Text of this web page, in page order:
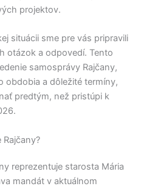
projektov.
situácii sme pre vás pripravili
otázok a odpovedí. Tento
samosprávy Rajčany,
obdobia a dôležité termíny,
predtým, než pristúpi k
reprezentuje starosta Mária
mandát v aktuálnom